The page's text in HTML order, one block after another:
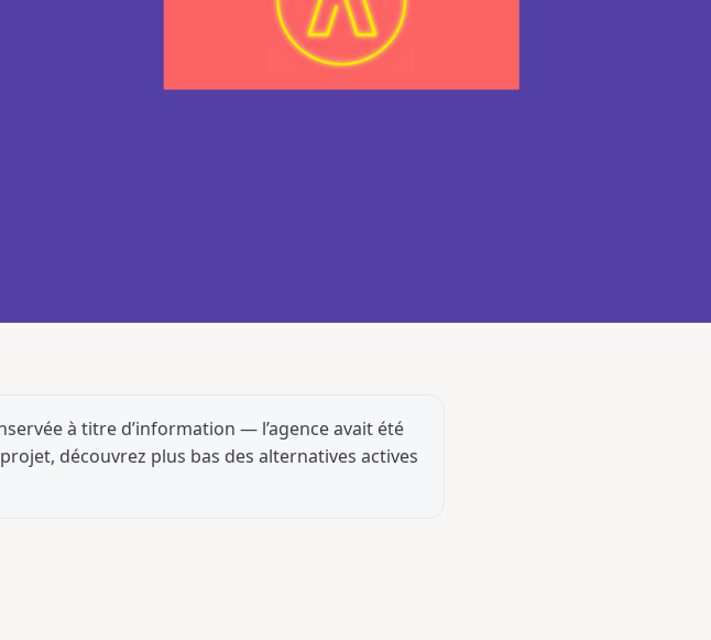
à titre d’information — l’agence avait été
découvrez plus bas des alternatives actives